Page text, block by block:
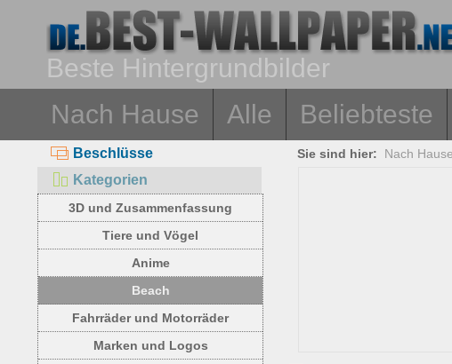
Beste Hintergrundbilder
Nach Hause
Alle Beliebteste
Beschlüsse
Kategorien
3D und Zusammenfassung
Tiere und Vögel
Anime
Beach
Fahrräder und Motorräder
Marken und Logos
Sie sind hier: Nach Hause